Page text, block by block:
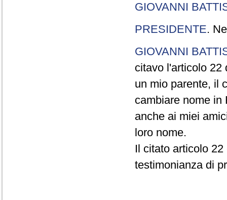
GIOVANNI
PRESIDENTE.
GIOVANNI
citavo l'articolo 22
un mio parente, il
cambiare nome in
anche ai miei
loro nome.
Il citato articolo
testimonianza di